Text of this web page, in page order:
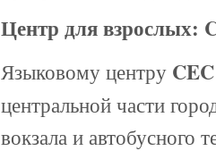
Центр для взрослых:
Языковому центру CEC
центральной части
вокзала и автобусного